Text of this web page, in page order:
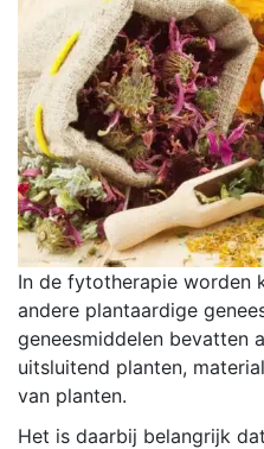
In de fytotherapie worden
andere plantaardige
geneesmiddelen bevatten
uitsluitend planten,
van planten.
Het is daarbij belangrijk